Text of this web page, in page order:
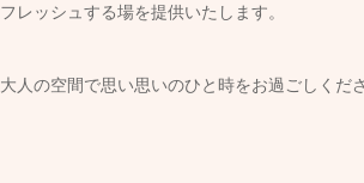
レッシュする場を提供いたします。
人の空間で思い思いのひと時をお過ごしくださ